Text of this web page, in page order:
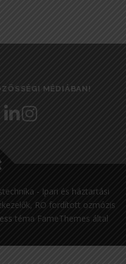
MÉDIÁBAN!
- Ipari és háztartási
RO fordított ozmózis
téma FameThemes által